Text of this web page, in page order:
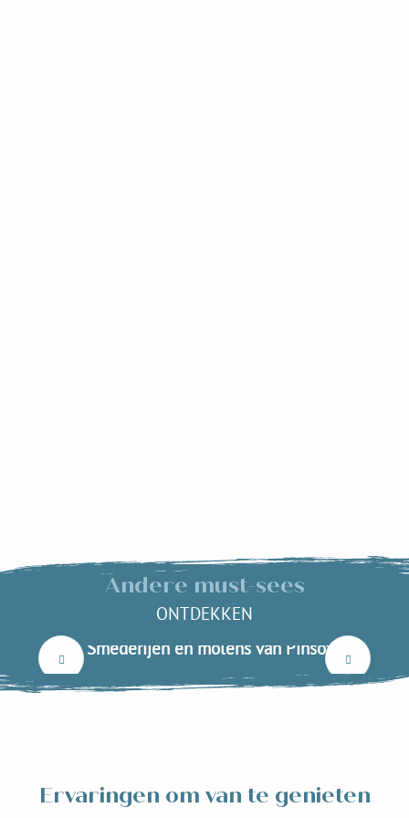
Andere must-sees
ONTDEKKEN
Smederijen en molens van Pinsot
Lees meer over
Ervaringen om van te genieten